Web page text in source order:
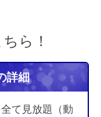
ら！
詳細
て見放題（動